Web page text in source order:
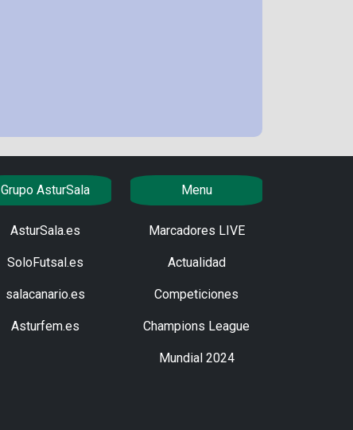
Grupo AsturSala
AsturSala.es
SoloFutsal.es
salacanario.es
Asturfem.es
Menu
Marcadores LIVE
Actualidad
Competiciones
Champions League
Mundial 2024